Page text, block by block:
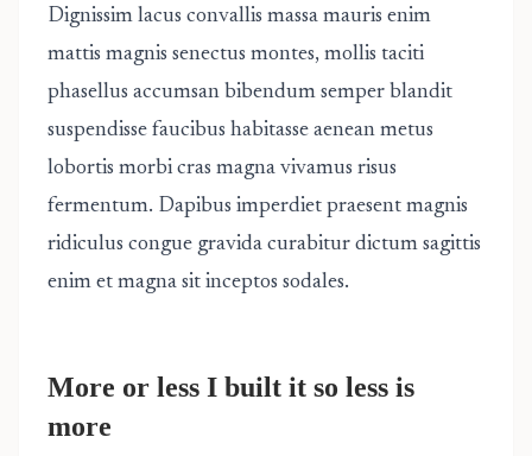
Dignissim lacus convallis massa mauris enim
mattis magnis senectus montes, mollis taciti
phasellus accumsan bibendum semper blandit
suspendisse faucibus habitasse aenean metus
lobortis morbi cras magna vivamus risus
fermentum. Dapibus imperdiet praesent magnis
ridiculus congue gravida curabitur dictum sagittis
enim et magna sit inceptos sodales.
More or less I built it so less is
more